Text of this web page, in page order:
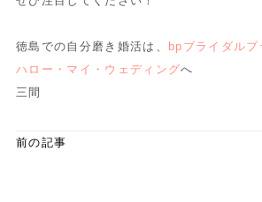
徳島での自分磨き婚活は、 bpブライダル
ハロー・マイ・ウェディングへ
三間
前の記事